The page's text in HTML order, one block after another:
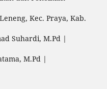
Kec. Praya, Kab.
Suhardi, M.Pd |
M.Pd |